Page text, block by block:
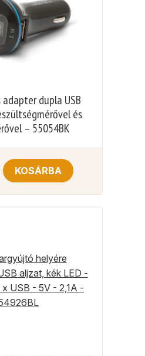
adapter dupla USB
és
– 55054BK
KOSÁRBA